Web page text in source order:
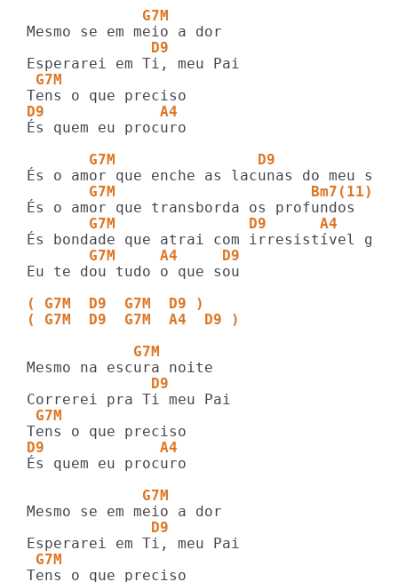
             G7M
              D9
G7M
D9             A4
És quem eu procuro
       G7M                D9           A4
G7M                      Bm7(11)
       G7M               D9      A4
       G7M     A4     D9
Eu te dou tudo o que sou
( G7M  D9  G7M  D9 )
( G7M  D9  G7M  A4  D9 )
            G7M
              D9
G7M
D9             A4
És quem eu procuro
             G7M
              D9
G7M